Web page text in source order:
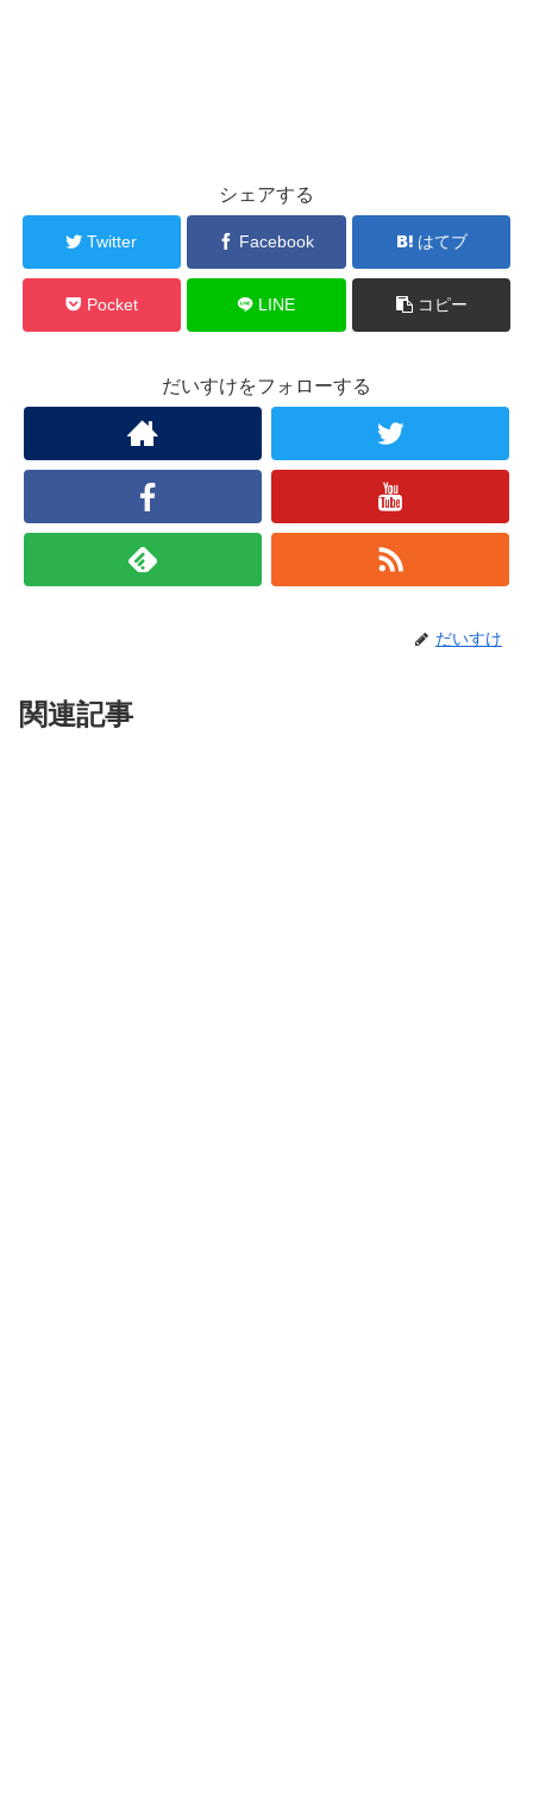
シェアする
Twitter Facebook はてブ
Pocket LINE コピー
だいすけをフォローする
だいすけ
関連記事